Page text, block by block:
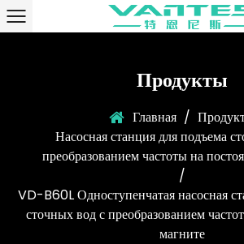
Продукты
Главная /
Насосная станция для подъема
преобразованием частоты на
/
VD-B60L Одноступенчатая насосная
сточных вод с преобразованием
магните